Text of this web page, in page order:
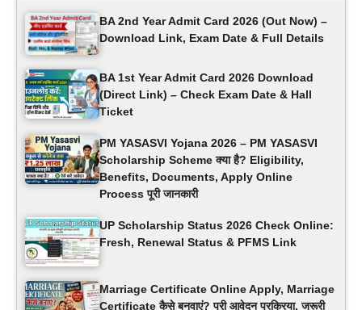
BA 2nd Year Admit Card 2026 (Out Now) –
Download Link, Exam Date & Full Details
BA 1st Year Admit Card 2026 Download
(Direct Link) – Check Exam Date & Hall
Ticket
PM YASASVI Yojana 2026 – PM YASASVI
Scholarship Scheme क्या है? Eligibility,
Benefits, Documents, Apply Online
Process पूरी जानकारी
UP Scholarship Status 2026 Check Online:
Fresh, Renewal Status & PFMS Link
Marriage Certificate Online Apply, Marriage
Certificate कैसे बनवाएं? पूरी आवेदन प्रक्रिया, जरूरी